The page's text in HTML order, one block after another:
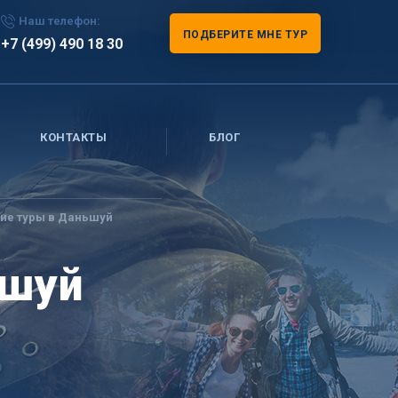
Наш телефон:
+7 (499) 490 18 30
ПОДБЕРИТЕ МНЕ ТУР
КОНТАКТЫ БЛОГ
туры в Даньшуй